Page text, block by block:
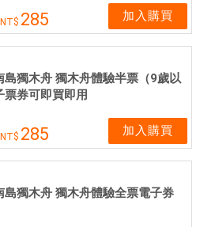
285 加入購買
島獨木舟 獨木舟體驗半票（9歲以
票券可即買即用
285 加入購買
島獨木舟 獨木舟體驗全票電子券